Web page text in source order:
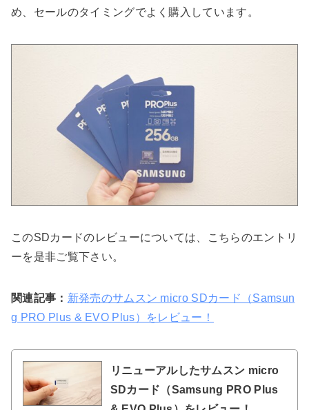
め、セールのタイミングでよく購入しています。
このSDカードのレビューについては、こちらのエントリ
ーを是非ご覧下さい。
関連記事： 新発売のサムスン micro SDカード（Samsun
g PRO Plus & EVO Plus）をレビュー！
リニューアルしたサムスン micro
SDカード（Samsung PRO Plus